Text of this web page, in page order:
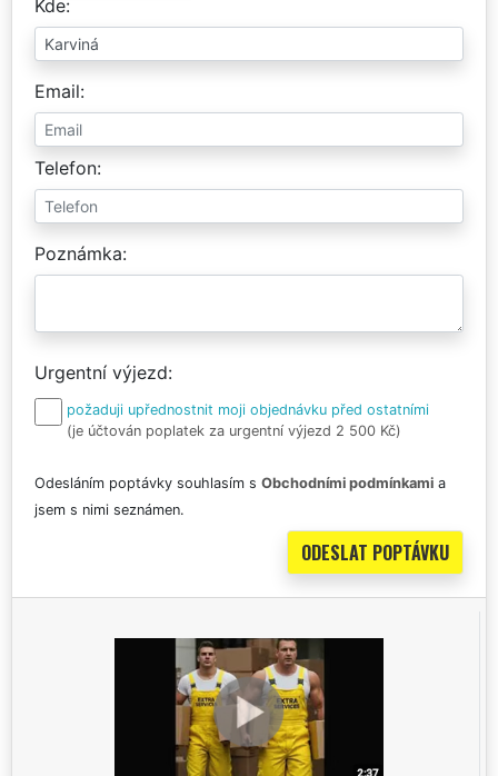
Kde
Email
Telefon
Poznámka
Urgentní výjezd
požaduji upřednostnit moji objednávku před ostatními
(je účtován poplatek za urgentní výjezd 2 500 Kč)
Odesláním poptávky souhlasím s Obchodními podmínkami a
jsem s nimi seznámen.